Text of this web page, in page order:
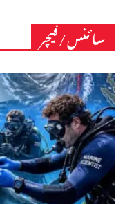
سائنس/فیچر